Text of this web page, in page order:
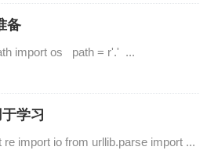
备
import os path = r'.' ...
学习
import io from urllib.parse import ...